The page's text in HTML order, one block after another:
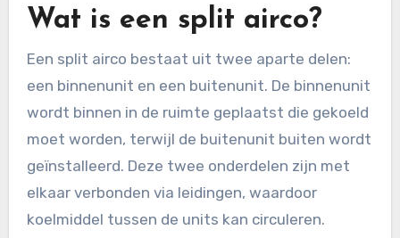
Wat is een split airco?
Een split airco bestaat uit twee aparte delen:
een binnenunit en een buitenunit. De binnenunit
wordt binnen in de ruimte geplaatst die gekoeld
moet worden, terwijl de buitenunit buiten wordt
geïnstalleerd. Deze twee onderdelen zijn met
elkaar verbonden via leidingen, waardoor
koelmiddel tussen de units kan circuleren.